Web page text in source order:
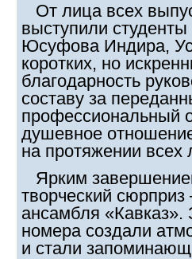
От лица всех
выступили
Юсуфова Индира,
коротких, но
благодарность
составу за
профессиональный
душевное
на протяжении всех
Ярким
творческий
ансамбля
номера создали
и стали